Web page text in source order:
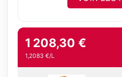
1 208,30 €
1,2083 €/L